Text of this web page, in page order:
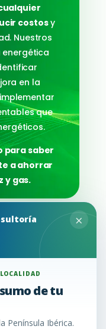
costosy
Nuestros
en la
que
para saber
a ahorrar
y gas.
×
de tu
Península Ibérica.